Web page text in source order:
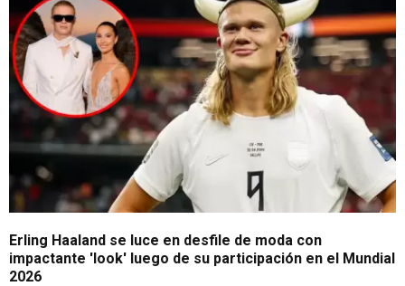
Erling Haaland se luce en desfile de moda con
impactante 'look' luego de su participación en el Mundial
2026